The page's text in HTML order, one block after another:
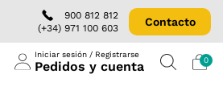
900 812 812
(+34) 971 100 603
Contacto
Iniciar sesión / Registrarse
Pedidos y cuenta 0